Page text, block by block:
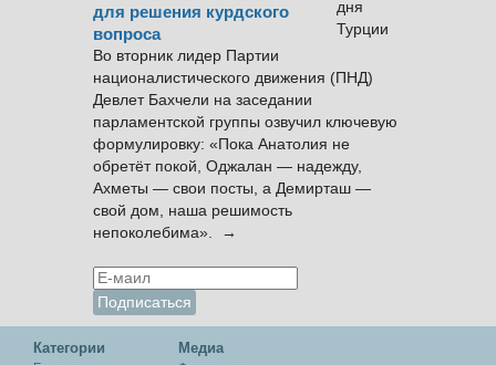
для решения курдского
вопроса
Во вторник лидер Партии
националистического движения (ПНД)
Девлет Бахчели на заседании
парламентской группы озвучил ключевую
формулировку: «Пока Анатолия не
обретёт покой, Оджалан — надежду,
Ахметы — свои посты, а Демирташ —
свой дом, наша решимость
непоколебима». →
Категории Медиа